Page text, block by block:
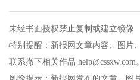
未经书面授权禁止复制或建立镜像
特别提醒：新报网文章内容、图片
联系撤下相关作品 help@cssxw.com。